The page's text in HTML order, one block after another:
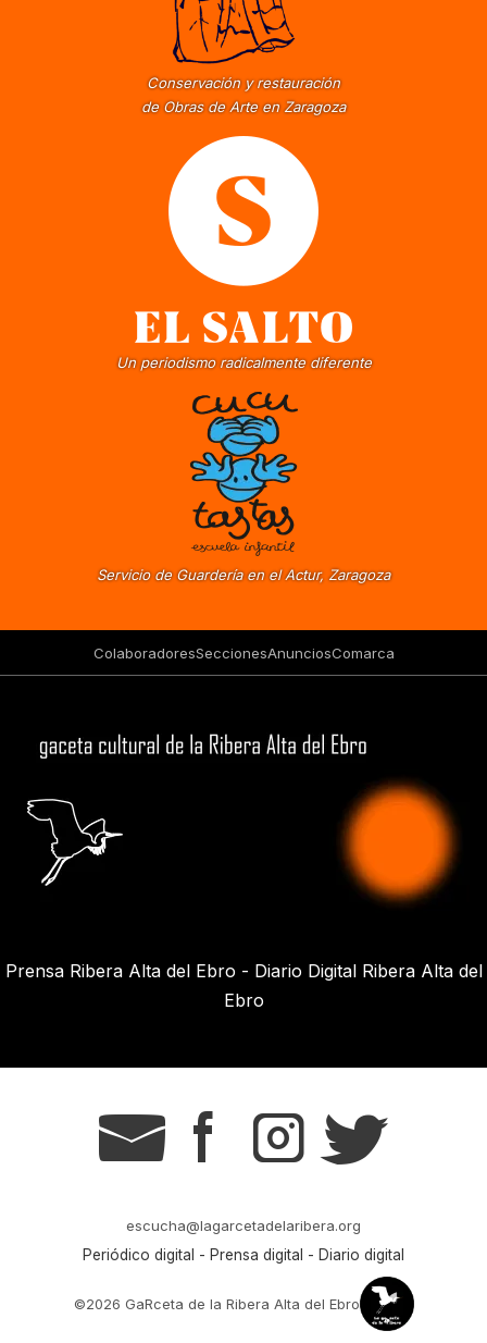
Conservación y restauración
de Obras de Arte en Zaragoza
Un periodismo radicalmente diferente
Servicio de Guardería en el Actur, Zaragoza
ColaboradoresSeccionesAnunciosComarca
Prensa Ribera Alta del Ebro - Diario Digital Ribera Alta del
Ebro
g s t r
escucha@lagarcetadelaribera.org
Periódico digital - Prensa digital - Diario digital
©2026 GaRceta de la Ribera Alta del Ebro